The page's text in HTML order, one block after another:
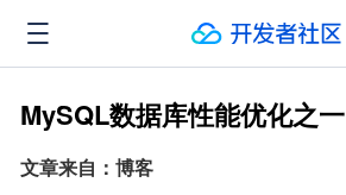
MySQL数据库性能优化之一
文章来自：博客